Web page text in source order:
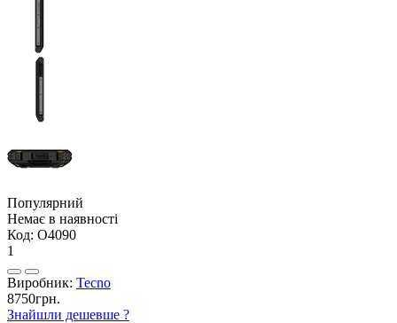
Популярний
Немає в наявності
Код: O4090
1
Виробник: Tecno
8750грн.
Знайшли дешевше ?